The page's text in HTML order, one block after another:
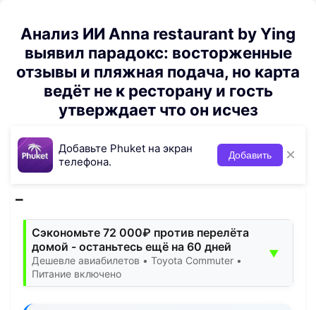
Анализ ИИ Anna restaurant by Ying
выявил парадокс: восторженные
отзывы и пляжная подача, но карта
ведёт не к ресторану и гость
утверждает что он исчез
Добавьте Phuket на экран
телефона.
Добавить ×
Сэкономьте 72 000₽ против перелёта
домой - останьтесь ещё на 60 дней
Дешевле авиабилетов • Toyota Commuter •
Питание включено
▼